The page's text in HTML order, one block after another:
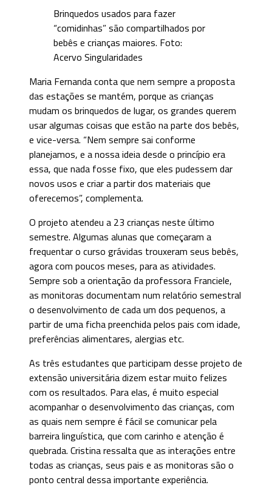
Brinquedos usados para fazer
“comidinhas” são compartilhados por
bebês e crianças maiores. Foto:
Acervo Singularidades
Maria Fernanda conta que nem sempre a proposta
das estações se mantém, porque as crianças
mudam os brinquedos de lugar, os grandes querem
usar algumas coisas que estão na parte dos bebês,
e vice-versa. “Nem sempre sai conforme
planejamos, e a nossa ideia desde o princípio era
essa, que nada fosse fixo, que eles pudessem dar
novos usos e criar a partir dos materiais que
oferecemos”, complementa.
O projeto atendeu a 23 crianças neste último
semestre. Algumas alunas que começaram a
frequentar o curso grávidas trouxeram seus bebês,
agora com poucos meses, para as atividades.
Sempre sob a orientação da professora Franciele,
as monitoras documentam num relatório semestral
o desenvolvimento de cada um dos pequenos, a
partir de uma ficha preenchida pelos pais com idade,
preferências alimentares, alergias etc.
As três estudantes que participam desse projeto de
extensão universitária dizem estar muito felizes
com os resultados. Para elas, é muito especial
acompanhar o desenvolvimento das crianças, com
as quais nem sempre é fácil se comunicar pela
barreira linguística, que com carinho e atenção é
quebrada. Cristina ressalta que as interações entre
todas as crianças, seus pais e as monitoras são o
ponto central dessa importante experiência.